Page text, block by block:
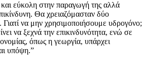
εύκολη στην παραγωγή της αλλά
Θα χρειαζόμασταν δύο
Γιατί να μην χρησιμοποιήσουμε υδρογόνο;
να ξεχνά την επικινδυνότητα, ενώ σε
όπως η γεωργία, υπάρχει
υπόψη.”